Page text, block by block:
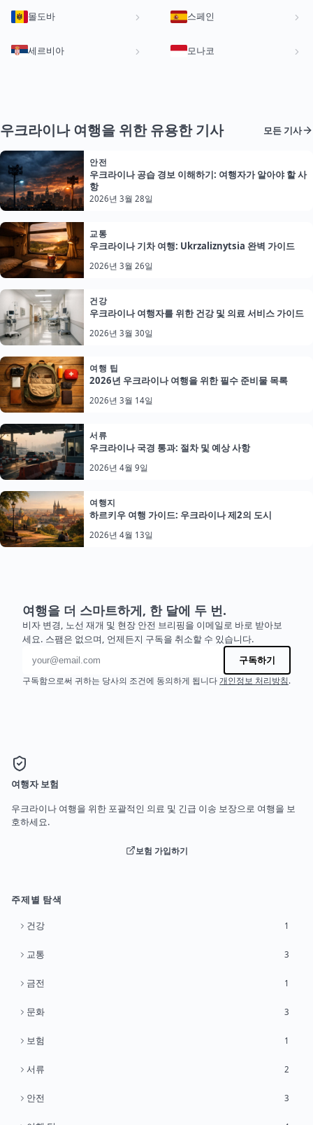
몰도바 스페인
세르비아 모나코
우크라이나 여행을 위한 유용한 기사 모든 기사
안전
우크라이나 공습 경보 이해하기: 여행자가 알아야 할 사
항
2026년 3월 28일
교통
우크라이나 기차 여행: Ukrzaliznytsia 완벽 가이드
2026년 3월 26일
건강
우크라이나 여행자를 위한 건강 및 의료 서비스 가이드
2026년 3월 30일
여행 팁
2026년 우크라이나 여행을 위한 필수 준비물 목록
2026년 3월 14일
서류
우크라이나 국경 통과: 절차 및 예상 사항
2026년 4월 9일
여행지
하르키우 여행 가이드: 우크라이나 제2의 도시
2026년 4월 13일
여행을 더 스마트하게, 한 달에 두 번.
비자 변경, 노선 재개 및 현장 안전 브리핑을 이메일로 바로 받아보
세요. 스팸은 없으며, 언제든지 구독을 취소할 수 있습니다.
이메일 주소
구독하기
구독함으로써 귀하는 당사의 조건에 동의하게 됩니다 개인정보 처리방침.
여행자 보험
우크라이나 여행을 위한 포괄적인 의료 및 긴급 이송 보장으로 여행을 보
호하세요.
보험 가입하기
주제별 탐색
건강 1
교통 3
금전 1
문화 3
보험 1
서류 2
안전 3